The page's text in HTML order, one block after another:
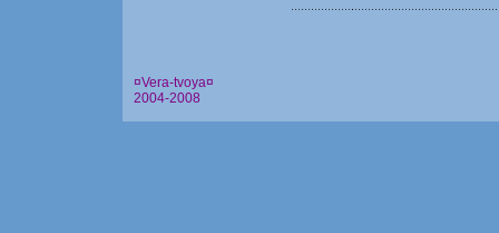
¤Vera-tvoya¤
2004-2008